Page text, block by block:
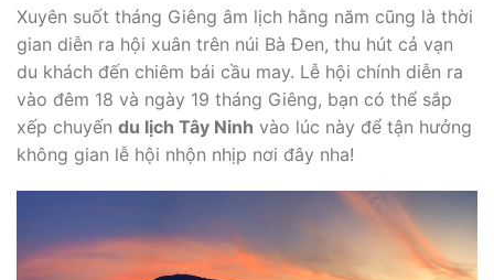
Xuyên suốt tháng Giêng âm lịch hằng năm cũng là thời
gian diễn ra hội xuân trên núi Bà Đen, thu hút cả vạn
du khách đến chiêm bái cầu may. Lễ hội chính diễn ra
vào đêm 18 và ngày 19 tháng Giêng, bạn có thể sắp
xếp chuyến du lịch Tây Ninh vào lúc này để tận hưởng
không gian lễ hội nhộn nhịp nơi đây nha!